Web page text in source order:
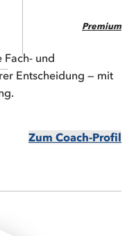
Premium
Fach- und
Entscheidung — mit
Zum Coach-Profil